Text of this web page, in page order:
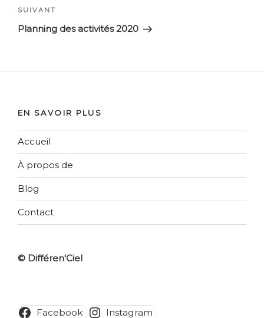
Article
suivant
SUIVANT
Planning des activités 2020
EN SAVOIR PLUS
Accueil
À propos de
Blog
Contact
© Différen'Ciel
Facebook Instagram